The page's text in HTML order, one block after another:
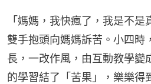
「媽媽，我快瘋了，我是不
雙手抱頭向媽媽訴苦。小四時
長，一改作風，由互動教學變
的學習結了「苦果」，樂樂得